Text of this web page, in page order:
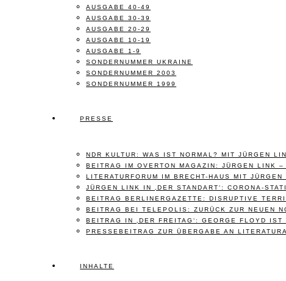
AUSGABE 40-49
AUSGABE 30-39
AUSGABE 20-29
AUSGABE 10-19
AUSGABE 1-9
SONDERNUMMER UKRAINE
SONDERNUMMER 2003
SONDERNUMMER 1999
PRESSE
NDR KULTUR: WAS IST NORMAL? MIT JÜRGEN
BEITRAG IM OVERTON MAGAZIN: JÜRGEN LINK –
LITERATURFORUM IM BRECHT-HAUS MIT
JÜRGEN LINK IN ‚DER STANDART‘: CORONA-
BEITRAG BERLINERGAZETTE: DISRUPTIVE
BEITRAG BEI TELEPOLIS: ZURÜCK ZUR NEUEN
BEITRAG IN ‚DER FREITAG‘: GEORGE FLOYD
PRESSEBEITRAG ZUR ÜBERGABE AN
INHALTE